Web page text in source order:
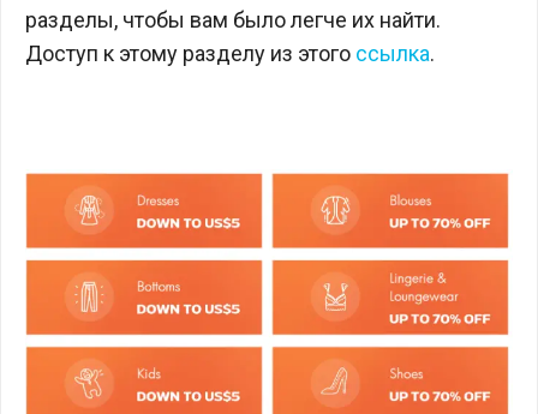
разделы, чтобы вам было легче их найти.
Доступ к этому разделу из этого ссылка.